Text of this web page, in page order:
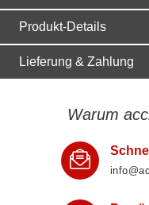
Produkt-Details
Lieferung & Zahlung
Warum